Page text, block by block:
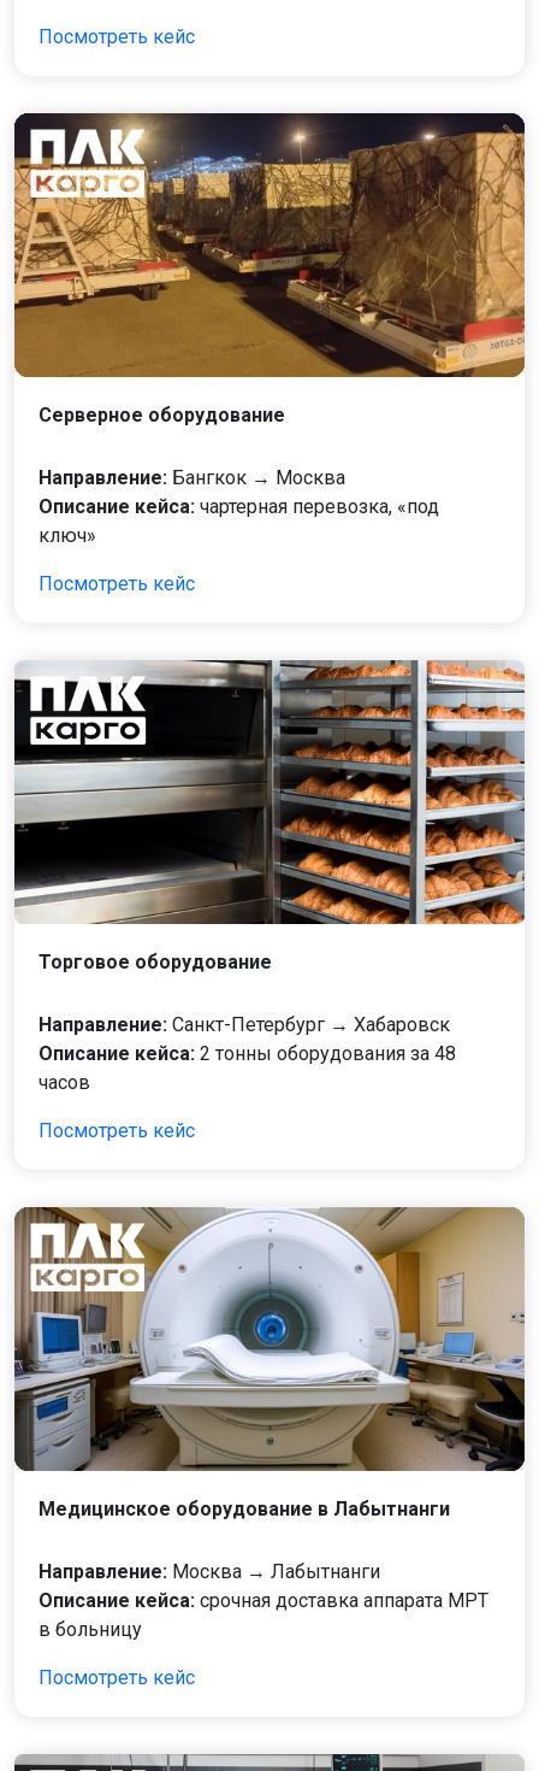
Посмотреть кейс
Серверное оборудование
Направление: Бангкок → Москва
Описание кейса: чартерная перевозка, «под
ключ»
Посмотреть кейс
Торговое оборудование
Направление: Санкт-Петербург → Хабаровск
Описание кейса: 2 тонны оборудования за 48
часов
Посмотреть кейс
Медицинское оборудование в Лабытнанги
Направление: Москва → Лабытнанги
Описание кейса: срочная доставка аппарата МРТ
в больницу
Посмотреть кейс